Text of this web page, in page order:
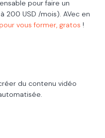
pour faire un
200 USD /mois). AVec en
vous former, gratos !
du contenu vidéo